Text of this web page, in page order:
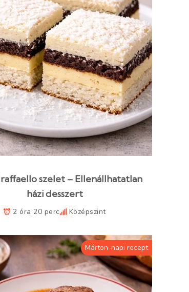
szelet – Ellenállhatatlan
házi desszert
2 óra 20 perc Középszint
Márton-napi recept